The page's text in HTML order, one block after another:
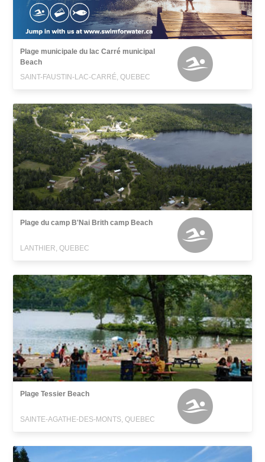
Plage municipale du lac Carré municipal
Beach
SAINT-FAUSTIN-LAC-CARRÉ, QUEBEC
Plage du camp B'Nai Brith camp Beach
LANTHIER, QUEBEC
Plage Tessier Beach
SAINTE-AGATHE-DES-MONTS, QUEBEC